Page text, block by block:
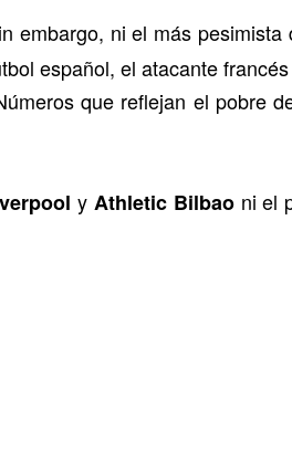
embargo, ni el más pesimista
español, el atacante
que reflejan el pobre
y Athletic Bilbaoni el